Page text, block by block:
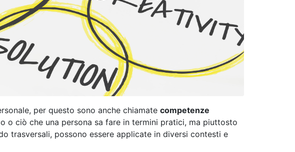
per questo sono anche chiamate competenze
o ciò che una persona sa fare in termini pratici, ma piuttosto
trasversali, possono essere applicate in diversi contesti e